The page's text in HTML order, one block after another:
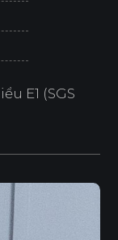
E1 (SGS